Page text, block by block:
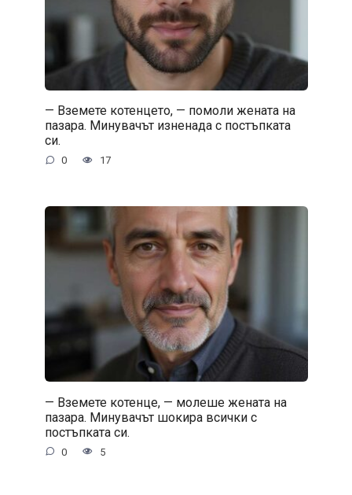
— Вземете котенцето, — помоли жената на
пазара. Минувачът изненада с постъпката
си.
0 17
— Вземете котенце, — молеше жената на
пазара. Минувачът шокира всички с
постъпката си.
0 5